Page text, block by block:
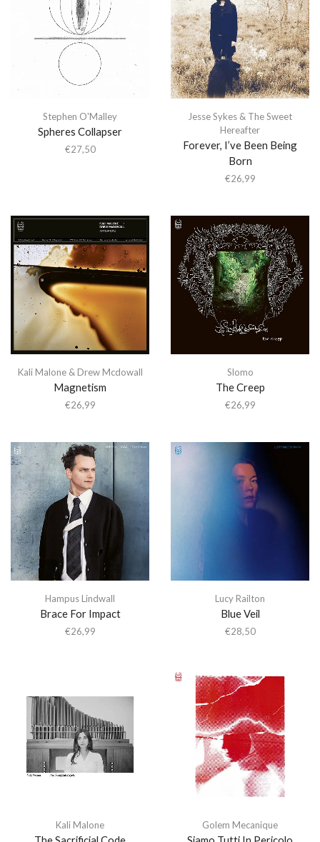
Stephen O'Malley
Spheres Collapser
€27,50
Jesse Sykes & The Sweet
Hereafter
Forever, I’ve Been Being
Born
€26,99
Kali Malone & Drew Mcdowall
Magnetism
€26,99
Slomo
The Creep
€26,99
Hampus Lindwall
Brace For Impact
€26,99
Lucy Railton
Blue Veil
€28,50
Kali Malone Golem Mecanique